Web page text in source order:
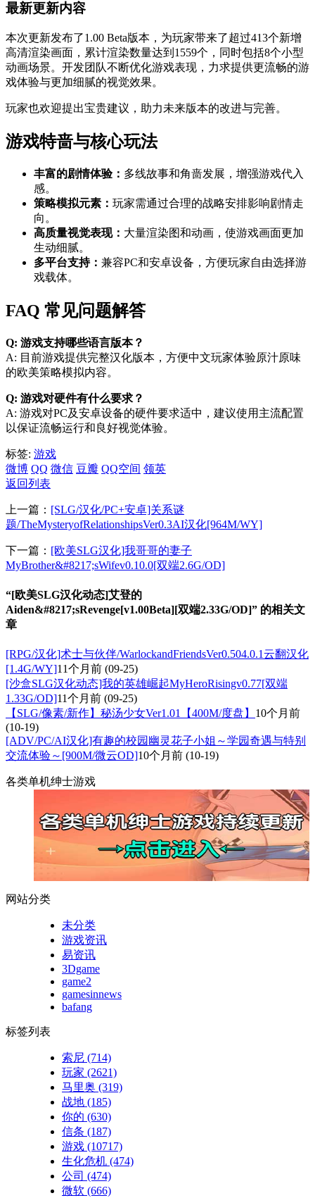
最新更新内容
本次更新发布了1.00 Beta版本，为玩家带来了超过413个新增
高清渲染画面，累计渲染数量达到1559个，同时包括8个小型
动画场景。开发团队不断优化游戏表现，力求提供更流畅的游
戏体验与更加细腻的视觉效果。
玩家也欢迎提出宝贵建议，助力未来版本的改进与完善。
游戏特啬与核心玩法
丰富的剧情体验： 多线故事和角啬发展，增强游戏代入
感。
策略模拟元素： 玩家需通过合理的战略安排影响剧情走
向。
高质量视觉表现： 大量渲染图和动画，使游戏画面更加
生动细腻。
多平台支持： 兼容PC和安卓设备，方便玩家自由选择游
戏载体。
FAQ 常见问题解答
Q: 游戏支持哪些语言版本？
A: 目前游戏提供完整汉化版本，方便中文玩家体验原汁原味
的欧美策略模拟内容。
Q: 游戏对硬件有什么要求？
A: 游戏对PC及安卓设备的硬件要求适中，建议使用主流配置
以保证流畅运行和良好视觉体验。
标签: 游戏
微博 QQ 微信 豆瓣 QQ空间 领英
返回列表
上一篇： [SLG/汉化/PC+安卓]关系谜
题/TheMysteryofRelationshipsVer0.3AI汉化[964M/WY]
下一篇： [欧美SLG汉化]我哥哥的妻子
MyBrother&#8217;sWifev0.10.0[双端2.6G/OD]
“[欧美SLG汉化动态]艾登的
Aiden&#8217;sRevenge[v1.00Beta][双端2.33G/OD]” 的相关文
章
[RPG/汉化]术士与伙伴/WarlockandFriendsVer0.504.0.1云翻汉化
[1.4G/WY]11个月前 (09-25)
[沙盒SLG汉化动态]我的英雄崛起MyHeroRisingv0.77[双端
1.33G/OD]11个月前 (09-25)
【SLG/像素/新作】秘汤少女Ver1.01【400M/度盘】 10个月前
(10-19)
[ADV/PC/AI汉化]有趣的校园幽灵花子小姐～学园奇遇与特别
交流体验～[900M/微云OD]10个月前 (10-19)
各类单机绅士游戏
网站分类
未分类
游戏资讯
易资讯
3Dgame
game2
gamesinnews
bafang
标签列表
索尼 (714)
玩家 (2621)
马里奥 (319)
战地 (185)
你的 (630)
信条 (187)
游戏 (10717)
生化危机 (474)
公司 (474)
微软 (666)